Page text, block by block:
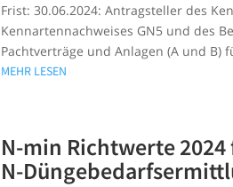
Frist: 30.06.2024: Antragsteller des
Kennartennachweises GN5 und des
Pachtverträge und Anlagen (A und B)
MEHR LESEN
N-min Richtwerte
N-